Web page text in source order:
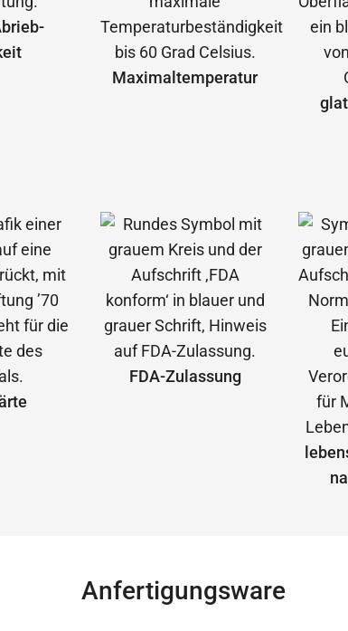
Maximal­temperatur
FDA-Zulassung
Anfertigungsware